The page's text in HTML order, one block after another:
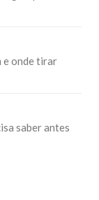
e onde tirar
saber antes